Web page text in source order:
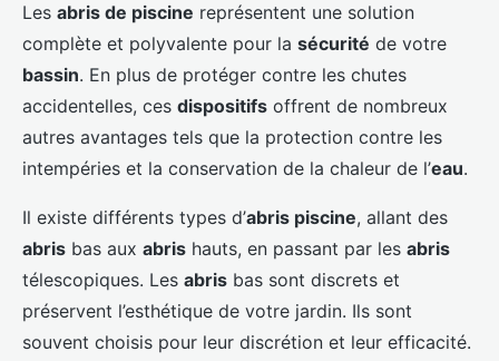
Les abris de piscine représentent une solution
complète et polyvalente pour la sécurité de votre
bassin. En plus de protéger contre les chutes
accidentelles, ces dispositifs offrent de nombreux
autres avantages tels que la protection contre les
intempéries et la conservation de la chaleur de l’eau.
Il existe différents types d’abris piscine, allant des
abris bas aux abris hauts, en passant par les abris
télescopiques. Les abris bas sont discrets et
préservent l’esthétique de votre jardin. Ils sont
souvent choisis pour leur discrétion et leur efficacité.